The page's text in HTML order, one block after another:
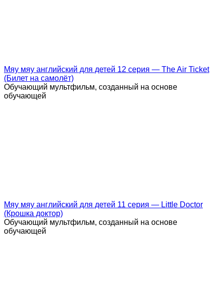
Мяу мяу английский для детей 12 серия — The Air Ticket
(Билет на самолёт)
Обучающий мультфильм, созданный на основе
обучающей
Мяу мяу английский для детей 11 серия — Little Doctor
(Крошка доктор)
Обучающий мультфильм, созданный на основе
обучающей